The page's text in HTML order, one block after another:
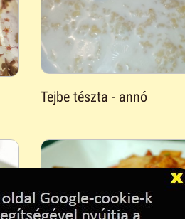
Tejbe tészta - annó